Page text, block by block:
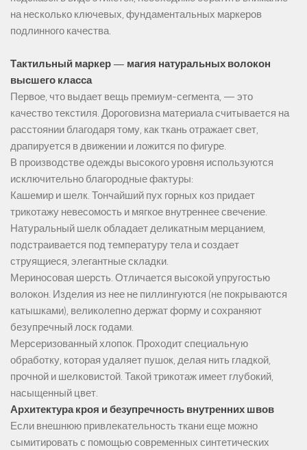
на несколько ключевых, фундаментальных маркеров
подлинного качества.
Тактильный маркер — магия натуральных волокон
высшего класса
Первое, что выдает вещь премиум-сегмента, — это
качество текстиля. Дороговизна материала считывается на
расстоянии благодаря тому, как ткань отражает свет,
драпируется в движении и ложится по фигуре.
В производстве одежды высокого уровня используются
исключительно благородные фактуры:
Кашемир и шелк. Тончайший пух горных коз придает
трикотажу невесомость и мягкое внутреннее свечение.
Натуральный шелк обладает деликатным мерцанием,
подстраивается под температуру тела и создает
струящиеся, элегантные складки.
Мериносовая шерсть. Отличается высокой упругостью
волокон. Изделия из нее не пиллингуются (не покрываются
катышками), великолепно держат форму и сохраняют
безупречный лоск годами.
Мерсеризованный хлопок. Проходит специальную
обработку, которая удаляет пушок, делая нить гладкой,
прочной и шелковистой. Такой трикотаж имеет глубокий,
насыщенный цвет.
Архитектура кроя и безупречность внутренних швов
Если внешнюю привлекательность ткани еще можно
сымитировать с помощью современных синтетических